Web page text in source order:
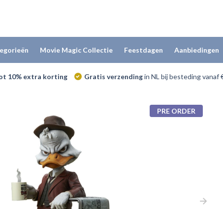
Movie Magic Collectie Feestdagen Aanbiedingen
10% extra korting Gratis verzendingin NL bij besteding vanaf
PRE ORDER